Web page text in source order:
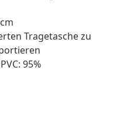
Tragetasche zu
95%